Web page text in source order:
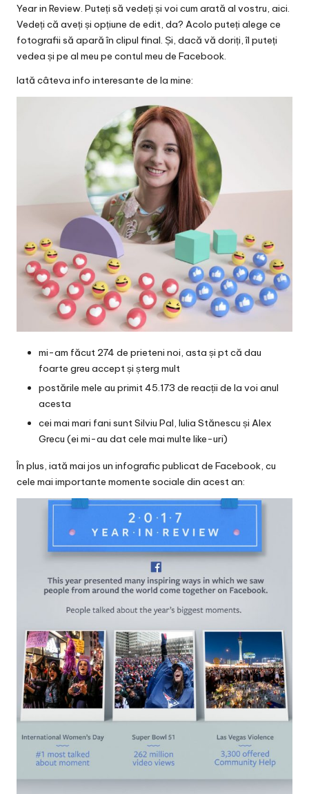
Year in Review. Puteți să vedeți și voi cum arată al vostru, aici.
Vedeți că aveți și opțiune de edit, da? Acolo puteți alege ce
fotografii să apară în clipul final. Și, dacă vă doriți, îl puteți
vedea și pe al meu pe contul meu de Facebook.
Iată câteva info interesante de la mine:
mi-am făcut 274 de prieteni noi, asta și pt că dau
foarte greu accept și șterg mult
postările mele au primit 45.173 de reacții de la voi anul
acesta
cei mai mari fani suntSilviu Pal, Iulia Stănescu și Alex
Grecu (ei mi-au dat cele mai multe like-uri)
În plus, iată mai jos un infografic publicat de Facebook, cu
cele mai importante momente sociale din acest an: